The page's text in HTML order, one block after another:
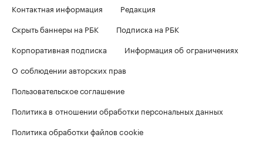
Контактная информация
Редакция
Скрыть баннеры на РБК
Подписка на РБК
Корпоративная подписка
Информация об ограничениях
О соблюдении авторских прав
Пользовательское соглашение
Политика в отношении обработки персональных данных
Политика обработки файлов cookie